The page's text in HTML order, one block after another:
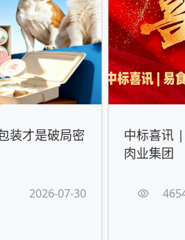
装才是破局密
2026-07-30
中标喜讯
肉业集团